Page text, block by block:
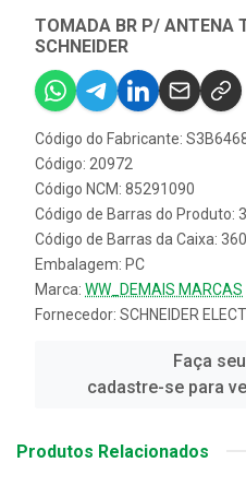
TOMADA BR P/ ANTENA
SCHNEIDER
Código do Fabricante:
Código: 20972
Código NCM: 85291090
Código de Barras do Produto:
Código de Barras da Caixa:
Embalagem: PC
Marca: WW_DEMAIS MARCAS
Fornecedor: SCHNEIDER
Faça
cadastre-se para
Produtos Relacionados